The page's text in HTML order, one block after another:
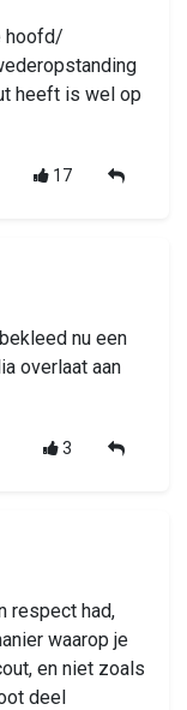
hoofd/
heeft is wel op
17
nu een
overlaat aan
3
respect had,
waarop je
en niet zoals
deel